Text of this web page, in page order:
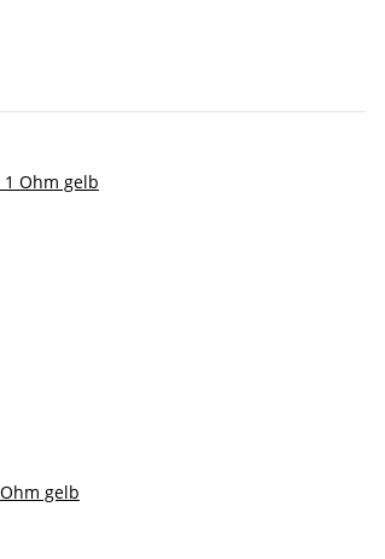
gelb